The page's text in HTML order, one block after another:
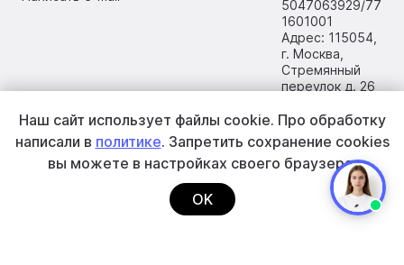
5047063929/77
1601001
Адрес: 115054,
г. Москва,
Стремянный
переулок д. 26
Наш сайт использует файлы cookie. Про обработку
написали в политике. Запретить сохранение cookies
вы можете в настройках своего браузера.
OK